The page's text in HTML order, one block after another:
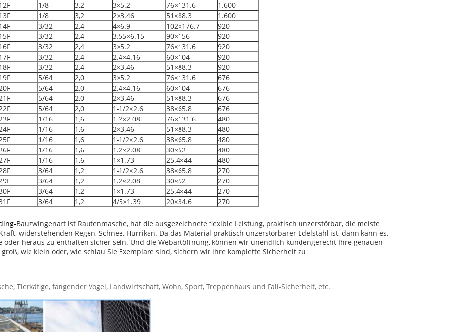
1/8 3,2 3×5.2 76×131.6
1.600
1/8 3,2 2×3.46 51×88.3
1.600
3/32 2,4 4×6.9 102×176.7
920
3/32 2,4 3.55×6.15 90×156
920
3/32 2,4 3×5.2 76×131.6
920
3/32 2,4 2.4×4.16 60×104
920
3/32 2,4 2×3.46 51×88.3
920
5/64 2,0 3×5.2 76×131.6
676
5/64 2,0 2.4×4.16 60×104
676
5/64 2,0 2×3.46 51×88.3
676
5/64 2,0 1-1/2×2.6 38×65.8
676
1/16 1,6 1.2×2.08 76×131.6
480
1/16 1,6 2×3.46 51×88.3
480
1/16 1,6 1-1/2×2.6 38×65.8
480
1/16 1,6 1.2×2.08 30×52
480
1/16 1,6 1×1.73 25.4×44
480
3/64 1,2 1-1/2×2.6 38×65.8
270
3/64 1,2 1.2×2.08 30×52
270
3/64 1,2 1×1.73 25.4×44
270
3/64 1,2 4/5×1.39 20×34.6
270
Bauzwingenart ist Rautenmasche, hat die ausgezeichnete flexible Leistung, praktisch unzerstörbar, die meiste
widerstehenden Regen, Schnee, Hurrikan. Da das Material praktisch unzerstörbarer Edelstahl ist, dann kann es,
oder heraus zu enthalten sicher sein. Und die Webartöffnung, können wir unendlich kundengerecht Ihre genauen
wie klein oder, wie schlau Sie Exemplare sind, sichern wir ihre komplette Sicherheit zu
Tierkäfige, fangender Vogel, Landwirtschaft, Wohn, Sport, Treppenhaus und Fall-Sicherheit, etc.